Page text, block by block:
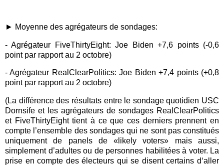
► Moyenne des agrégateurs de sondages:
-Agrégateur FiveThirtyEight: Joe Biden +7,6 points (-0,6
point par rapport au 2 octobre)
-Agrégateur RealClearPolitics: Joe Biden +7,4 points (+0,8
point par rapport au 2 octobre)
(La différence des résultats entre le sondage quotidien USC
Dornsife et les agrégateurs de sondages RealClearPolitics
et FiveThirtyEight tient à ce que ces derniers prennent en
compte l’ensemble des sondages qui ne sont pas constitués
uniquement de panels de« likely voters» mais aussi,
simplement d’adultes ou de personnes habilitées à voter. La
prise en compte des électeurs qui se disent certains d‘aller